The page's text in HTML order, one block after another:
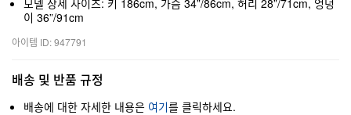
모델 상세 사이즈: 키 186cm, 가슴 34”/86cm, 허리 28”/71cm, 엉덩
이 36”/91cm
아이템 ID: 947791
배송 및 반품 규정
배송에 대한 자세한 내용은 여기를 클릭하세요.